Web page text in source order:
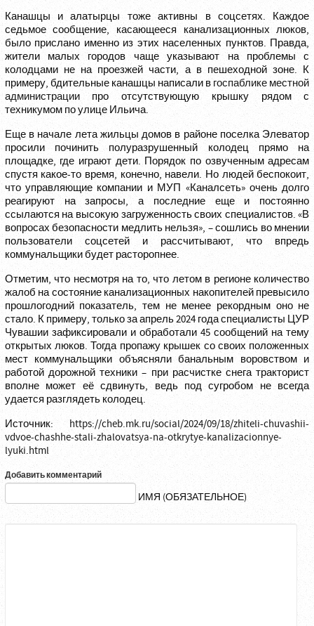
Канашцы и алатырцы тоже активны в соцсетях. Каждое
седьмое сообщение, касающееся канализационных люков,
было прислано именно из этих населенных пунктов. Правда,
жители малых городов чаще указывают на проблемы с
колодцами не на проезжей части, а в пешеходной зоне. К
примеру, бдительные канашцы написали в госпаблике местной
администрациипро отсутствующую крышку рядом с
техникумом по улице Ильича.
Еще в начале лета жильцы домов в районе поселка Элеватор
просили починить полуразрушенный колодец прямо на
площадке, где играют дети. Порядок по озвученным адресам
спустя какое-то время, конечно, навели. Но людей беспокоит,
что управляющие компании и МУП «Каналсеть» очень долго
реагируют на запросы, а последние еще и постоянно
ссылаются на высокую загруженность своих специалистов. «В
вопросах безопасности медлить нельзя», – сошлись во мнении
пользователи соцсетей и рассчитывают, что впредь
коммунальщики будет расторопнее.
Отметим, что несмотря на то, что летом в регионе количество
жалоб на состояние канализационных накопителей превысило
прошлогодний показатель, тем не менее рекордным оно не
стало. К примеру, только за апрель 2024 года специалисты ЦУР
Чувашии зафиксировали и обработали 45 сообщений на тему
открытых люков. Тогда пропажу крышек со своих положенных
мест коммунальщики объясняли банальным воровством и
работой дорожной техники – при расчистке снега тракторист
вполне может её сдвинуть, ведь под сугробом не всегда
удается разглядеть колодец.
Источник: https://cheb.mk.ru/social/2024/09/18/zhiteli-chuvashii-
vdvoe-chashhe-stali-zhalovatsya-na-otkrytye-kanalizacionnye-
lyuki.html
Добавить комментарий
ИМЯ (ОБЯЗАТЕЛЬНОЕ)